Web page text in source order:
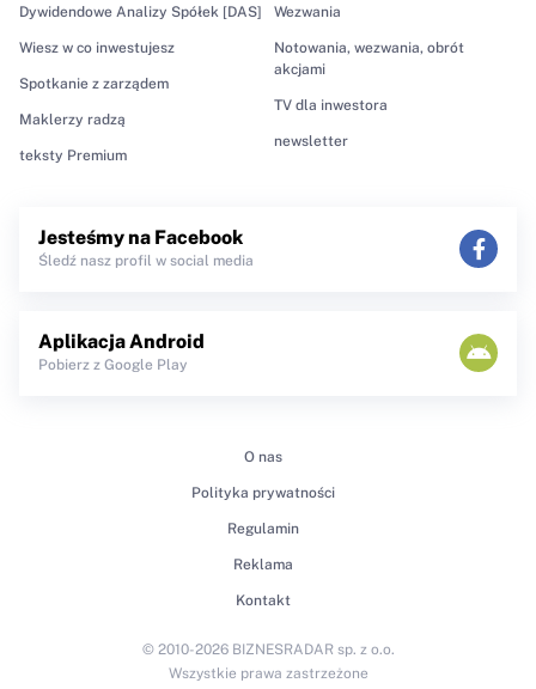
Dywidendowe Analizy Spółek [DAS]
Wiesz w co inwestujesz
Spotkanie z zarządem
Maklerzy radzą
teksty Premium
Wezwania
Notowania, wezwania, obrót
akcjami
TV dla inwestora
newsletter
Jesteśmy na Facebook
Śledź nasz profil w social media
Aplikacja Android
Pobierz z Google Play
O nas
Polityka prywatności
Regulamin
Reklama
Kontakt
© 2010-2026 BIZNESRADAR sp. z o.o.
Wszystkie prawa zastrzeżone